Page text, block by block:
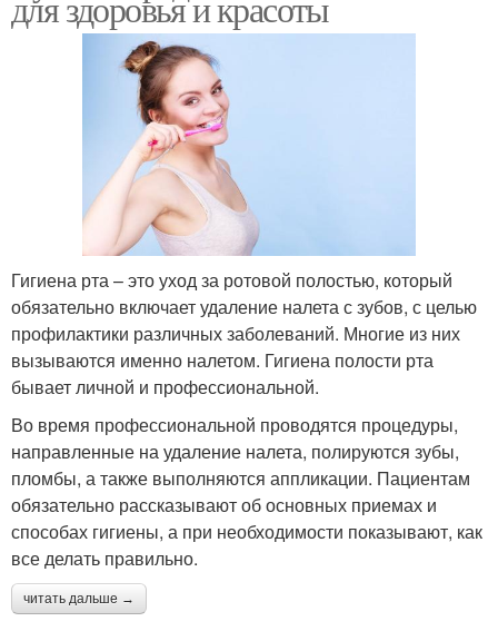
Гигиена рта – это уход за ротовой полостью, который
обязательно включает удаление налета с зубов, с целью
профилактики различных заболеваний. Многие из них
вызываются именно налетом. Гигиена полости рта
бывает личной и профессиональной.
Во время профессиональной проводятся процедуры,
направленные на удаление налета, полируются зубы,
пломбы, а также выполняются аппликации. Пациентам
обязательно рассказывают об основных приемах и
способах гигиены, а при необходимости показывают, как
все делать правильно.
читать дальше →